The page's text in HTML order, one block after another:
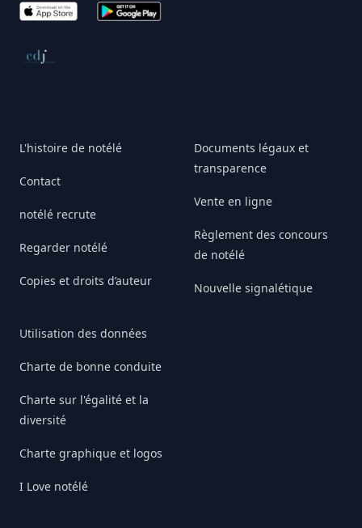
App Store Google Play
Conseil de déontologie journalistique
L'histoire de notélé
Contact
notélé recrute
Regarder notélé
Copies et droits d’auteur
Utilisation des données
Charte de bonne conduite
Charte sur l'égalité et la
diversité
Charte graphique et logos
I Love notélé
Documents légaux et
transparence
Vente en ligne
Règlement des concours
de notélé
Nouvelle signalétique